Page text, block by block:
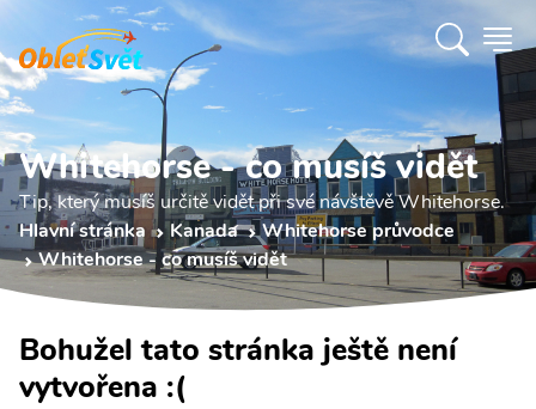
Whitehorse - co musíš vidět
Tip, který musíš určitě vidět při své návštěvě Whitehorse.
Hlavní stránka
Kanada
Whitehorse průvodce
Whitehorse - co musíš vidět
Bohužel tato stránka ještě není
vytvořena :(